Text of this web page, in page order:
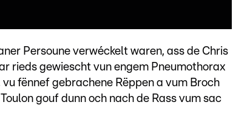
Persoune verwéckelt waren, ass de Chris
rieds gewiescht vun engem Pneumothorax
fënnef gebrachene Rëppen a vum Broch
gouf dunn och nach de Rass vum sac